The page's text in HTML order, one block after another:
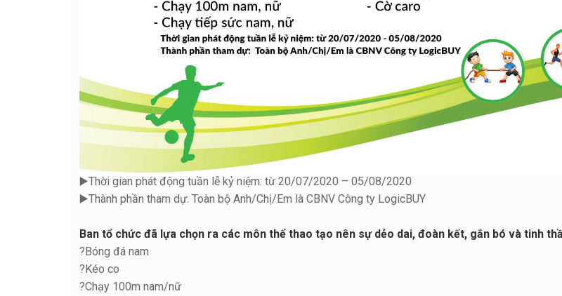
▶️Thời gian phát động tuần lễ kỷ niệm: từ 20/07/2020 – 05/08/2020
▶️Thành phần tham dự: Toàn bộ Anh/Chị/Em là CBNV Công ty LogicBUY
Ban tổ chức đã lựa chọn ra các môn thể thao tạo nên sự dẻo dai, đoàn kết, gắn bó và tinh
?Bóng đá nam
?Kéo co
?Chạy 100m nam/nữ